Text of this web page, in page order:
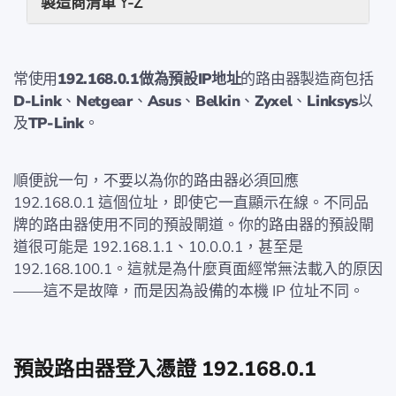
常使用192.168.0.1做為預設IP地址的路由器製造商包括
D-Link、 Netgear、Asus、 Belkin、 Zyxel、 Linksys以
及TP-Link。
順便說一句，不要以為你的路由器必須回應
192.168.0.1 這個位址，即使它一直顯示在線。不同品
牌的路由器使用不同的預設閘道。你的路由器的預設閘
道很可能是 192.168.1.1、10.0.0.1，甚至是
192.168.100.1。這就是為什麼頁面經常無法載入的原因
——這不是故障，而是因為設備的本機 IP 位址不同。
預設路由器登入憑證 192.168.0.1